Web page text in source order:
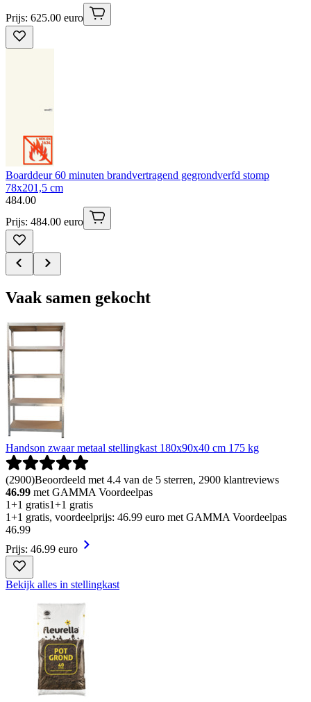
Prijs: 625.00 euro
Boarddeur 60 minuten brandvertragend gegrondverfd stomp
78x201,5 cm
484.00
Prijs: 484.00 euro
Vaak samen gekocht
Handson zwaar metaal stellingkast 180x90x40 cm 175 kg
(2900)Beoordeeld met 4.4 van de 5 sterren, 2900 klantreviews
46.99 met GAMMA Voordeelpas
1+1 gratis1+1 gratis
1+1 gratis, voordeelprijs: 46.99 euro met GAMMA Voordeelpas
46.99
Prijs: 46.99 euro
Bekijk alles in stellingkast